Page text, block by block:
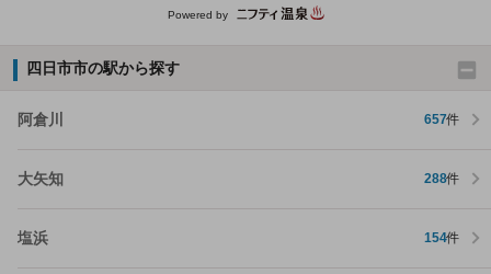
Powered by
四日市市の駅から探す
阿倉川 657件
大矢知 288件
塩浜 154件